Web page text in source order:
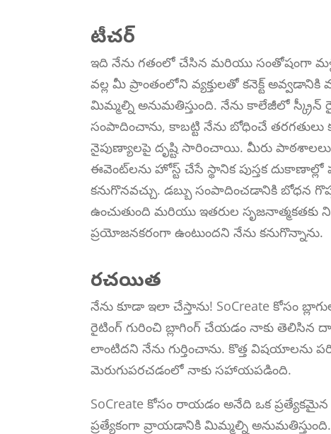
టీచర్
ఇది నేను గతంలో చేసిన మరియు సంతోషంగా
వల్ల మీ ప్రాంతంలోని వ్యక్తులతో కనెక్ట్
మిమ్మల్ని అనుమతిస్తుంది. నేను కాలేజీలో
సంపాదించాను, కాబట్టి నేను బోధించే
నైపుణ్యాలపై దృష్టి సారించాయి. మీరు
ఈవెంట్‌లను హోస్ట్ చేసే స్థానిక పుస్తక
కనుగొనవచ్చు. డబ్బు సంపాదించడానికి బోధన
ఉంచుతుంది మరియు ఇతరుల సృజనాత్మకతకు
ప్రయోజనకరంగా ఉంటుందని నేను కనుగొన్నాను.
రచయిత
నేను కూడా ఇలా చేస్తాను! SoCreate కోసం
రైటింగ్ గురించి బ్లాగింగ్ చేయడం నాకు
లాంటిదని నేను గుర్తించాను. కొత్త విషయాలను
మెరుగుపరచడంలో నాకు సహాయపడింది.
SoCreate కోసం రాయడం అనేది ఒక ప్రత్యేకమైన
ప్రత్యేకంగా వ్రాయడానికి మిమ్మల్ని